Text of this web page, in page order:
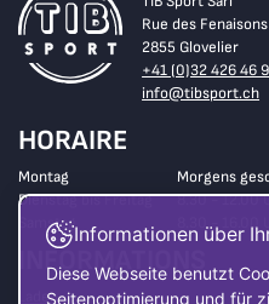
Rue des
2855 Glovelier
+41 (0)32 426 46
info@tibsport.ch
HORAIRE
Montag
Morgens
Dienstag bis Freitag
8.30 - 12.00
Samstag
8.30 - 16.00
INFORMATIONS
Laden
Informationen über
Diese Webseite benutzt
Seitenoptimierung und für